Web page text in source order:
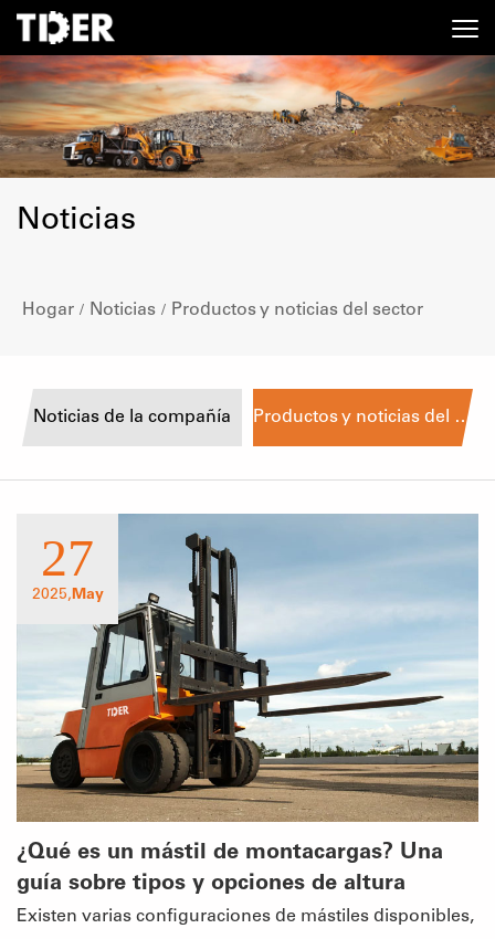
Noticias
Hogar / Noticias / Productos y noticias del sector
Noticias de la compañía Productos y noticias del sector
27
2025,May
¿Qué es un mástil de montacargas? Una
guía sobre tipos y opciones de altura
Existen varias configuraciones de mástiles disponibles,